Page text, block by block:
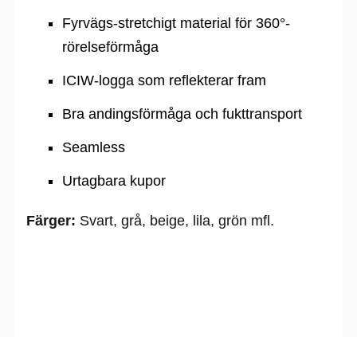
Fyrvägs-stretchigt material för 360°-
rörelseförmåga
ICIW-logga som reflekterar fram
Bra andingsförmåga och fukttransport
Seamless
Urtagbara kupor
Färger: Svart, grå, beige, lila, grön mfl.